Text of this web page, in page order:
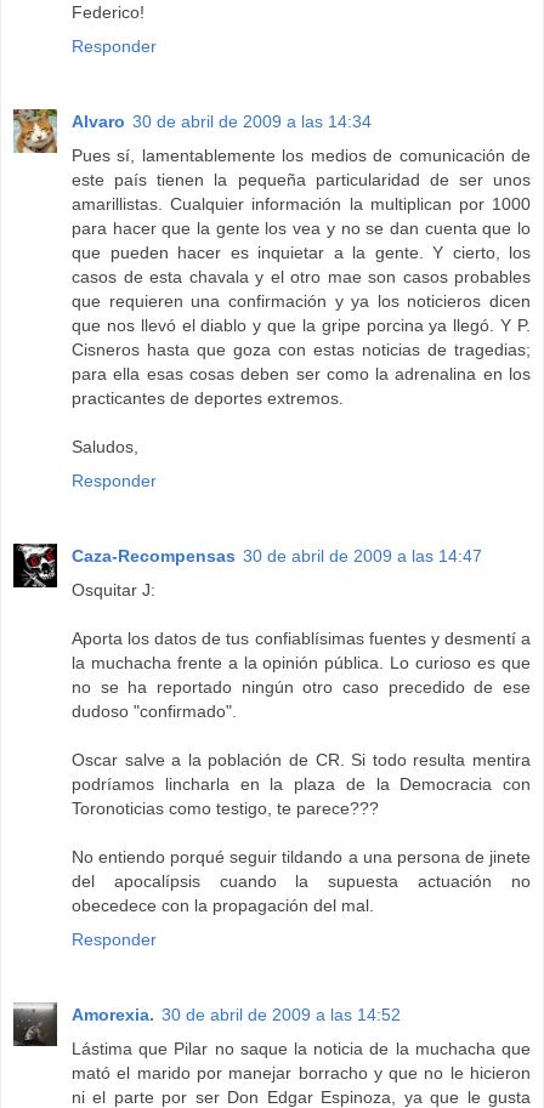
Federico!
Responder
Alvaro 30 de abril de 2009 a las 14:34
Pues sí, lamentablemente los medios de comunicación de
este país tienen la pequeña particularidad de ser unos
amarillistas. Cualquier información la multiplican por 1000
para hacer que la gente los vea y no se dan cuenta que lo
que pueden hacer es inquietar a la gente. Y cierto, los
casos de esta chavala y el otro mae son casos probables
que requieren una confirmación y ya los noticieros dicen
que nos llevó el diablo y que la gripe porcina ya llegó. Y P.
Cisneros hasta que goza con estas noticias de tragedias;
para ella esas cosas deben ser como la adrenalina en los
practicantes de deportes extremos.
Saludos,
Responder
Caza-Recompensas 30 de abril de 2009 a las 14:47
Osquitar J:
Aporta los datos de tus confiablísimas fuentes y desmentí a
la muchacha frente a la opinión pública. Lo curioso es que
no se ha reportado ningún otro caso precedido de ese
dudoso "confirmado".
Oscar salve a la población de CR. Si todo resulta mentira
podríamos lincharla en la plaza de la Democracia con
Toronoticias como testigo, te parece???
No entiendo porqué seguir tildando a una persona de jinete
del apocalípsis cuando la supuesta actuación no
obecedece con la propagación del mal.
Responder
Amorexia. 30 de abril de 2009 a las 14:52
Lástima que Pilar no saque la noticia de la muchacha que
mató el marido por manejar borracho y que no le hicieron
ni el parte por ser Don Edgar Espinoza, ya que le gusta